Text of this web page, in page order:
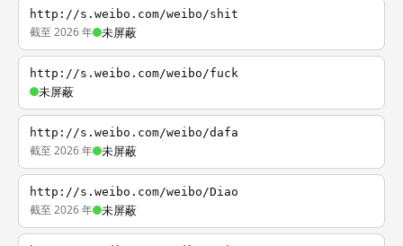
http://s.weibo.com/weibo/shit
截至 2026 年 未屏蔽
http://s.weibo.com/weibo/fuck
未屏蔽
http://s.weibo.com/weibo/dafa
截至 2026 年 未屏蔽
http://s.weibo.com/weibo/Diao
截至 2026 年 未屏蔽